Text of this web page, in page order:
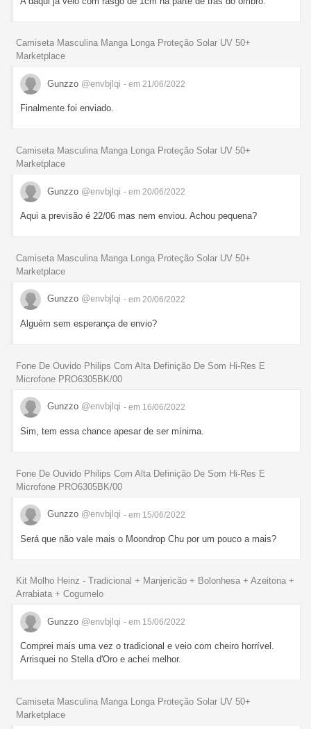
Camiseta Masculina Manga Longa Proteção Solar UV 50+
Marketplace
Gunzzo @envbjlqi - em 21/06/2022
Finalmente foi enviado.
Camiseta Masculina Manga Longa Proteção Solar UV 50+
Marketplace
Gunzzo @envbjlqi - em 20/06/2022
Aqui a previsão é 22/06 mas nem enviou. Achou pequena?
Camiseta Masculina Manga Longa Proteção Solar UV 50+
Marketplace
Gunzzo @envbjlqi - em 20/06/2022
Alguém sem esperança de envio?
Fone De Ouvido Philips Com Alta Definição De Som Hi-Res E
Microfone PRO6305BK/00
Gunzzo @envbjlqi - em 16/06/2022
Sim, tem essa chance apesar de ser mínima.
Fone De Ouvido Philips Com Alta Definição De Som Hi-Res E
Microfone PRO6305BK/00
Gunzzo @envbjlqi - em 15/06/2022
Será que não vale mais o Moondrop Chu por um pouco a mais?
Kit Molho Heinz - Tradicional + Manjericão + Bolonhesa + Azeitona +
Arrabiata + Cogumelo
Gunzzo @envbjlqi - em 15/06/2022
Comprei mais uma vez o tradicional e veio com cheiro horrível.
Arrisquei no Stella d'Oro e achei melhor.
Camiseta Masculina Manga Longa Proteção Solar UV 50+
Marketplace